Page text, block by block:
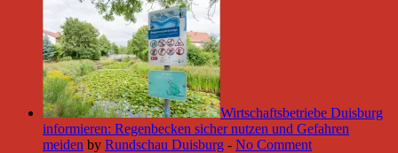
Wirtschaftsbetriebe Duisburg
informieren: Regenbecken sicher nutzen und Gefahren
meiden by Rundschau Duisburg - No Comment